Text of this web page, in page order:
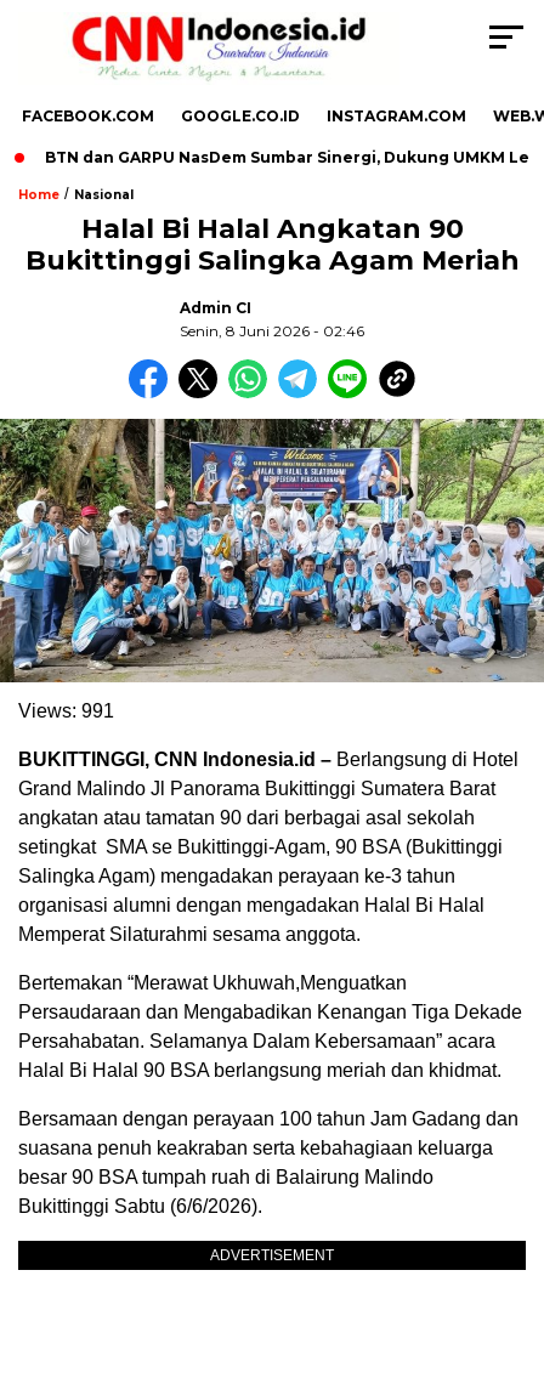
FACEBOOK.COM GOOGLE.CO.ID INSTAGRAM.COM
BTN dan GARPU NasDem Sumbar Sinergi, Dukung UMKM Lewat
Home / Nasional
Halal Bi Halal Angkatan 90
Bukittinggi Salingka Agam Meriah
Admin CI
Senin, 8 Juni 2026 - 02:46
Views: 991
BUKITTINGGI, CNN Indonesia.id – Berlangsung di Hotel
Grand Malindo Jl Panorama Bukittinggi Sumatera Barat
angkatan atau tamatan 90 dari berbagai asal sekolah
setingkat SMA se Bukittinggi-Agam, 90 BSA (Bukittinggi
Salingka Agam) mengadakan perayaan ke-3 tahun
organisasi alumni dengan mengadakan Halal Bi Halal
Memperat Silaturahmi sesama anggota.
Bertemakan “Merawat Ukhuwah,Menguatkan
Persaudaraan dan Mengabadikan Kenangan Tiga Dekade
Persahabatan. Selamanya Dalam Kebersamaan” acara
Halal Bi Halal 90 BSA berlangsung meriah dan khidmat.
Bersamaan dengan perayaan 100 tahun Jam Gadang dan
suasana penuh keakraban serta kebahagiaan keluarga
besar 90 BSA tumpah ruah di Balairung Malindo
Bukittinggi Sabtu (6/6/2026).
ADVERTISEMENT
,
. Ukuran gambar 480px x 600px